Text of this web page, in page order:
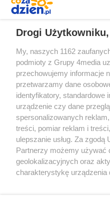
Redakcja Reklama
Drogi Użytkowniku,
My, naszych 1162
podmioty z Grupy 4media
przechowujemy informacje
przetwarzamy dane
identyfikatory, standardowe
urządzenie czy dane
spersonalizowanych
treści, pomiar reklam i
ulepszanie usług. Za
Partnerzy możemy używać
geolokalizacyjnych oraz
charakterystykę urządzenia